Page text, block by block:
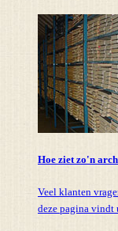
Hoe ziet zo'n
Veel klanten
deze pagina vindt